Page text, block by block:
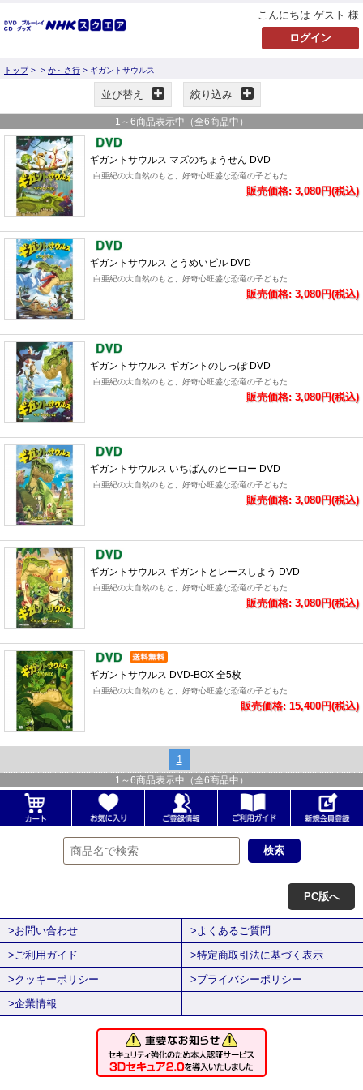
こんにちは ゲスト 様
トップ> > か～さ行 > ギガントサウルス
並び替え 絞り込み
1 ～ 6商品表示中（全6商品中）
ギガントサウルス マズのちょうせん DVD
白亜紀の大自然のもと、好奇心旺盛な恐竜の子どもた..
販売価格: 3,080円(税込)
ギガントサウルス とうめいビル DVD
白亜紀の大自然のもと、好奇心旺盛な恐竜の子どもた..
販売価格: 3,080円(税込)
ギガントサウルス ギガントのしっぽ DVD
白亜紀の大自然のもと、好奇心旺盛な恐竜の子どもた..
販売価格: 3,080円(税込)
ギガントサウルス いちばんのヒーロー DVD
白亜紀の大自然のもと、好奇心旺盛な恐竜の子どもた..
販売価格: 3,080円(税込)
ギガントサウルス ギガントとレースしよう DVD
白亜紀の大自然のもと、好奇心旺盛な恐竜の子どもた..
販売価格: 3,080円(税込)
ギガントサウルス DVD-BOX 全5枚
白亜紀の大自然のもと、好奇心旺盛な恐竜の子どもた..
販売価格: 15,400円(税込)
1
1 ～ 6商品表示中（全6商品中）
PC版へ
>お問い合わせ
>よくあるご質問
>ご利用ガイド
>特定商取引法に基づく表示
>クッキーポリシー
>プライバシーポリシー
>企業情報